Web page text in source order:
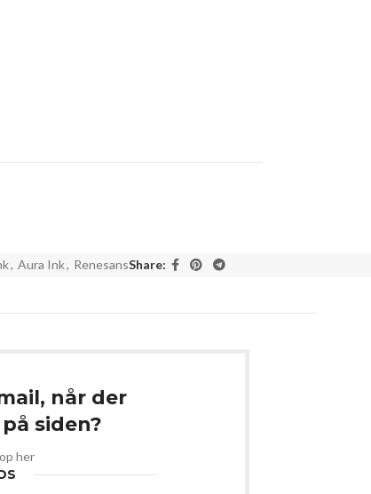
, Aura Ink, RenesansShare:
når der
siden?
her